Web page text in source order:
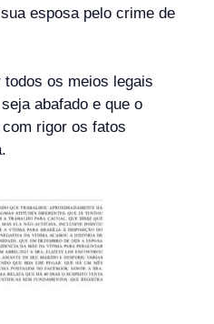
esposa pelo crime de
os meios legais
abafado e que o
rigor os fatos